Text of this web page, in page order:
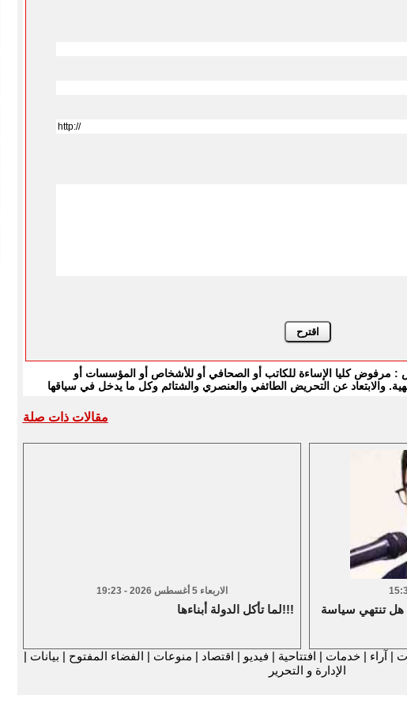
مرفوض كليا الإساءة للكاتب أو الصحافي أو للأشخاص أو المؤسسات أو
والابتعاد عن التحريض الطائفي والعنصري والشتائم وكل ما يدخل في سياقها
مقالات ذات صلة
الاربعاء 5 أغسطس 2026 - 19:23
لما تأكل الدولة أبناءها!!!
هل تنتهي سياسة
| آراء |خدمات | افتتاحية | فيديو | اقتصاد | منوعات | الفضاء المفتوح | بيانات |
الإدارة و التحرير